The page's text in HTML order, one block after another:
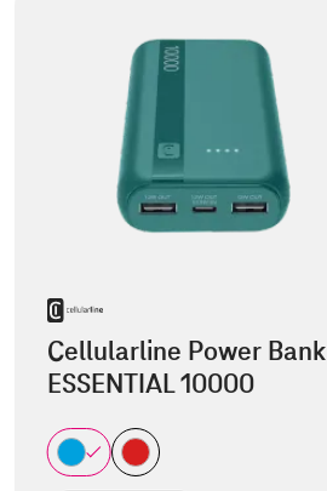
Cellularline Power Bank
ESSENTIAL 10000